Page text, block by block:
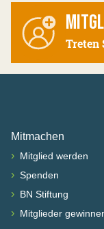
Treten
Mitmachen
› Mitglied werden
› Spenden
› BN Stiftung
› Mitglieder